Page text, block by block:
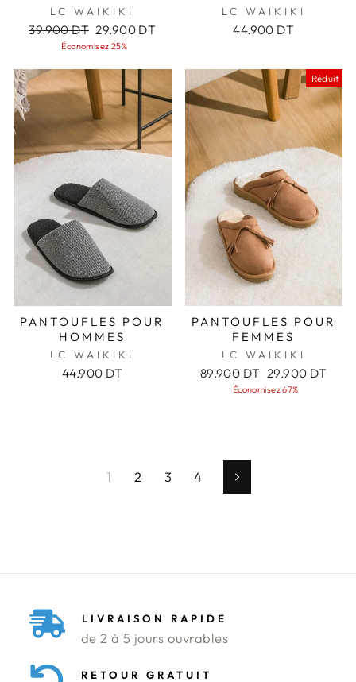
LC WAIKIKI
Prix
régulier
39.900 DT Prix
réduit
29.900 DT
Économisez 25%
LC WAIKIKI
44.900 DT
PANTOUFLES POUR
HOMMES
LC WAIKIKI
44.900 DT
Réduit
PANTOUFLES POUR
FEMMES
LC WAIKIKI
Prix
régulier
89.900 DT Prix
réduit
29.900 DT
Économisez 67%
1 2 3 4 Suivant
LIVRAISON RAPIDE
de 2 à 5 jours ouvrables
RETOUR GRATUIT